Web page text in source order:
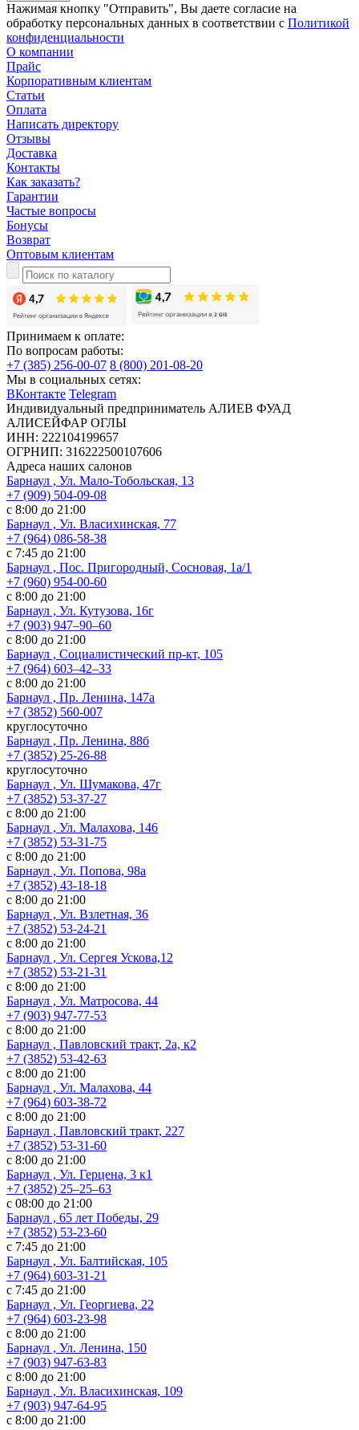
Нажимая кнопку "Отправить", Вы даете согласие на
обработку персональных данных в соответствии с Политикой
конфиденциальности
О компании
Прайс
Корпоративным клиентам
Статьи
Оплата
Написать директору
Отзывы
Доставка
Контакты
Как заказать?
Гарантии
Частые вопросы
Бонусы
Возврат
Оптовым клиентам
Принимаем к оплате:
По вопросам работы:
+7 (385) 256-00-07 8 (800) 201-08-20
Мы в социальных сетях:
ВКонтакте Telegram
Индивидуальный предприниматель АЛИЕВ ФУАД
АЛИСЕЙФАР ОГЛЫ
ИНН: 222104199657
ОГРНИП: 316222500107606
Адреса наших салонов
Барнаул , Ул. Мало-Тобольская, 13
+7 (909) 504-09-08
с 8:00 до 21:00
Барнаул , Ул. Власихинская, 77
+7 (964) 086-58-38
с 7:45 до 21:00
Барнаул , Пос. Пригородный, Сосновая, 1а/1
+7 (960) 954-00-60
с 8:00 до 21:00
Барнаул , Ул. Кутузова, 16г
+7 (903) 947‒90‒60
с 8:00 до 21:00
Барнаул , Социалистический пр-кт, 105
+7 (964) 603‒42‒33
с 8:00 до 21:00
Барнаул , Пр. Ленина, 147а
+7 (3852) 560-007
круглосуточно
Барнаул , Пр. Ленина, 88б
+7 (3852) 25-26-88
круглосуточно
Барнаул , Ул. Шумакова, 47г
+7 (3852) 53-37-27
с 8:00 до 21:00
Барнаул , Ул. Малахова, 146
+7 (3852) 53-31-75
с 8:00 до 21:00
Барнаул , Ул. Попова, 98а
+7 (3852) 43-18-18
с 8:00 до 21:00
Барнаул , Ул. Взлетная, 36
+7 (3852) 53-24-21
с 8:00 до 21:00
Барнаул , Ул. Сергея Ускова,12
+7 (3852) 53-21-31
с 8:00 до 21:00
Барнаул , Ул. Матросова, 44
+7 (903) 947-77-53
с 8:00 до 21:00
Барнаул , Павловский тракт, 2а, к2
+7 (3852) 53-42-63
с 8:00 до 21:00
Барнаул , Ул. Малахова, 44
+7 (964) 603-38-72
с 8:00 до 21:00
Барнаул , Павловский тракт, 227
+7 (3852) 53-31-60
с 8:00 до 21:00
Барнаул , Ул. ​Герцена, 3 к1
+7 (3852) 25‒25‒63
с 08:00 до 21:00
Барнаул , 65 лет Победы, 29
+7 (3852) 53-23-60
с 7:45 до 21:00
Барнаул , Ул. Балтийская, 105
+7 (964) 603-31-21
с 7:45 до 21:00
Барнаул , Ул. Георгиева, 22
+7 (964) 603-23-98
с 8:00 до 21:00
Барнаул , Ул. Ленина, 150
+7 (903) 947-63-83
с 8:00 до 21:00
Барнаул , Ул. Власихинская, 109
+7 (903) 947-64-95
с 8:00 до 21:00